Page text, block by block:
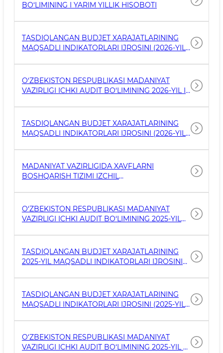
BO‘LIMINING I YARIM YILLIK HISOBOTI
TASDIQLANGAN BUDJET XARAJATLARINING
MAQSADLI INDIKATORLARI IJROSINI (2026-YIL I
HISOBOT
O‘ZBEKISTON RESPUBLIKASI MADANIYAT
VAZIRLIGI ICHKI AUDIT BO‘LIMINING 2026-YIL I-
TASDIQLANGAN BUDJET XARAJATLARINING
MAQSADLI INDIKATORLARI IJROSINI (2026-YIL
HISOBOT
MADANIYAT VAZIRLIGIDA XAVFLARNI
BOSHQARISH TIZIMI IZCHIL
O‘ZBEKISTON RESPUBLIKASI MADANIYAT
VAZIRLIGI ICHKI AUDIT BO‘LIMINING 2025-YIL
TASDIQLANGAN BUDJET XARAJATLARINING
2025-YIL MAQSADLI INDIKATORLARI IJROSINI
TASDIQLANGAN BUDJET XARAJATLARINING
MAQSADLI INDIKATORLARI IJROSINI (2025-YIL
HISOBOT
O‘ZBEKISTON RESPUBLIKASI MADANIYAT
VAZIRLIGI ICHKI AUDIT BO‘LIMINING 2025-YIL 9